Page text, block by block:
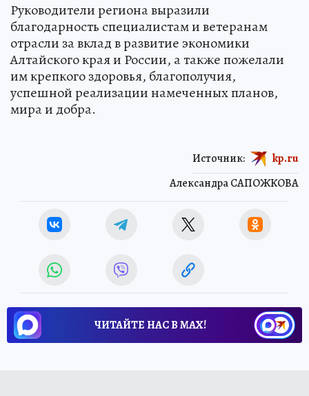
Руководители региона выразили
благодарность специалистам и ветеранам
отрасли за вклад в развитие экономики
Алтайского края и России, а также пожелали
им крепкого здоровья, благополучия,
успешной реализации намеченных планов,
мира и добра.
Александра САПОЖКОВА
Источник: kp.ru
ЧИТАЙТЕ НАС В МАХ!